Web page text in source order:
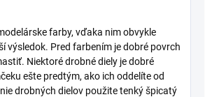
farby, vďaka nim obvykle
výsledok. Pred farbením je dobré povrch
Niektoré drobné diely je dobré
ešte predtým, ako ich oddelíte od
drobných dielov použite tenký špicatý